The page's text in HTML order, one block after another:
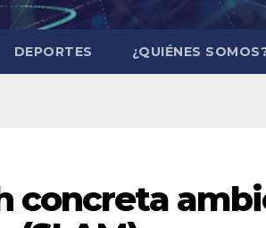
DEPORTES ¿QUIÉNES
concreta